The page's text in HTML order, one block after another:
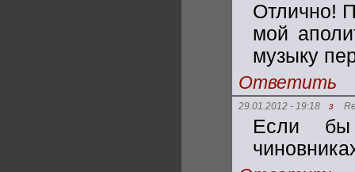
Отлично!
мой
музыку
Ответить
29.01.2012 - 19:18 з
Если